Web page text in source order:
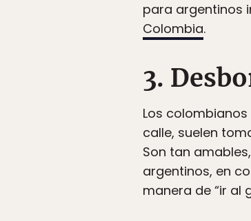
para argentinos
Colombia.
3.
Los
calle, suelen
Son tan
argentinos, en
manera de “ir al